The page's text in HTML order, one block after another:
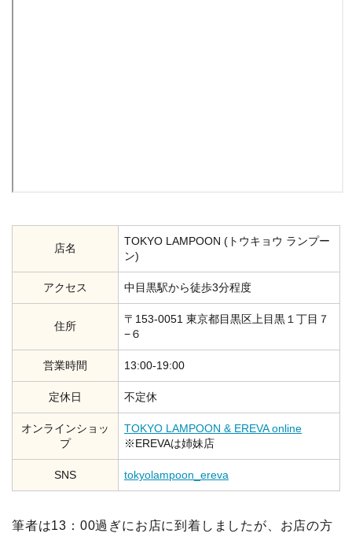
店名
TOKYO LAMPOON (トウキョウ ランプー
ン)
アクセス 中目黒駅から徒歩3分程度
住所
〒153-0051 東京都目黒区上目黒１丁目７
−６
営業時間 ‪13:00-19:00
定休日 不定休
オンラインショッ
プ
TOKYO LAMPOON & EREVA online
※EREVAは姉妹店
SNS tokyolampoon_ereva
筆者は13：00過ぎにお店に到着しましたが、お店の方